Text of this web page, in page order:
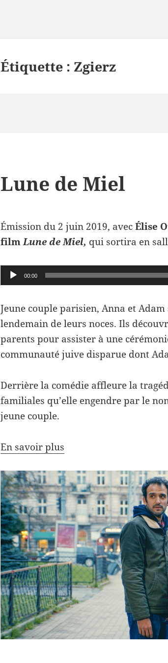
Étiquette : Zgierz
Lune de Miel
Émission du 2 juin 2019, avecÉlise
filmLune de Miel, qui sortira en
Lecteur
audio
00:00
Jeune couple parisien, Anna et Adam
lendemain de leurs noces. Ils
parents pour assister à une
communauté juive disparue dont
Derrière la comédie affleure la
familiales qu’elle engendre par le
jeune couple.
En savoir plus